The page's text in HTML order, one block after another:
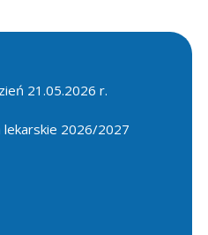
21.05.2026 r.
lekarskie 2026/2027